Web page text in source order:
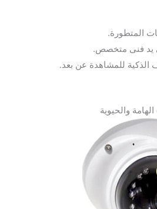
المتطورة.
يد فنى متخصص.
والحيوية